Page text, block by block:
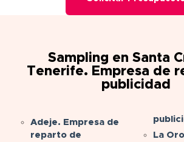
Sampling en Santa
Tenerife. Empresa de
publicidad
Adeje. Empresa de
reparto de
La